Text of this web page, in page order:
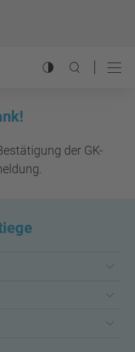
Hauptnavigation
Kontrastmodus
Suche öffnen
der GK-